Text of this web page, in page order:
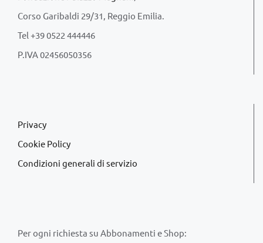
Corso Garibaldi 29/31, Reggio Emilia.
Tel +39 0522 444446
P.IVA 02456050356
Privacy
Cookie Policy
Condizioni generali di servizio
Per ogni richiesta su Abbonamenti e Shop: